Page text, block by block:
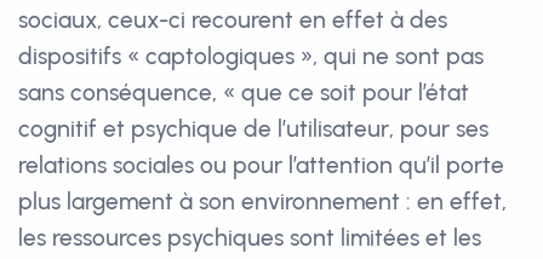
sociaux, ceux-ci recourent en effet à des
dispositifs « captologiques », qui ne sont pas
sans conséquence, « que ce soit pour l’état
cognitif et psychique de l’utilisateur, pour ses
relations sociales ou pour l’attention qu’il porte
plus largement à son environnement : en effet,
les ressources psychiques sont limitées et les